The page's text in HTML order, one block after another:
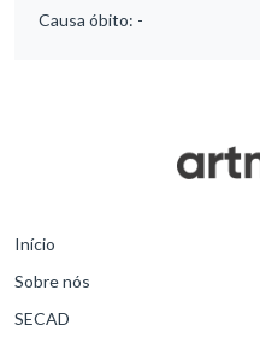
Causa óbito: -
Início
Sobre nós
SECAD